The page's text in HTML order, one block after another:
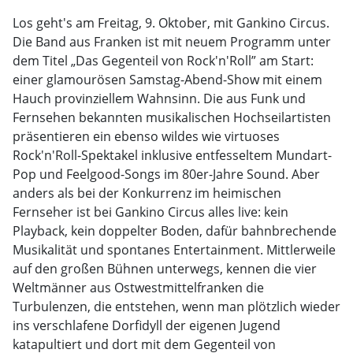
Los geht's am Freitag, 9. Oktober, mit Gankino Circus.
Die Band aus Franken ist mit neuem Programm unter
dem Titel „Das Gegenteil von Rock'n'Roll” am Start:
einer glamourösen Samstag-Abend-Show mit einem
Hauch provinziellem Wahnsinn. Die aus Funk und
Fernsehen bekannten musikalischen Hochseilartisten
präsentieren ein ebenso wildes wie virtuoses
Rock'n'Roll-Spektakel inklusive entfesseltem Mundart-
Pop und Feelgood-Songs im 80er-Jahre Sound. Aber
anders als bei der Konkurrenz im heimischen
Fernseher ist bei Gankino Circus alles live: kein
Playback, kein doppelter Boden, dafür bahnbrechende
Musikalität und spontanes Entertainment. Mittlerweile
auf den großen Bühnen unterwegs, kennen die vier
Weltmänner aus Ostwestmittelfranken die
Turbulenzen, die entstehen, wenn man plötzlich wieder
ins verschlafene Dorfidyll der eigenen Jugend
katapultiert und dort mit dem Gegenteil von